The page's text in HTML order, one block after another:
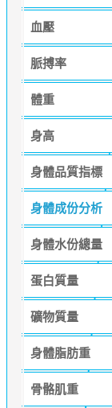
血壓
脈搏率
體重
身高
身體品質指標
身體成份分析
身體水份總量
蛋白質量
礦物質量
身體脂肪重
骨骼肌重